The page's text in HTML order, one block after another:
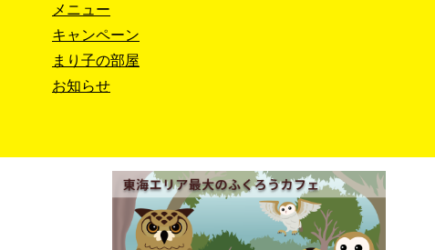
メニュー
キャンペーン
まり子の部屋
お知らせ